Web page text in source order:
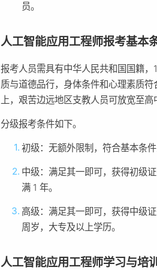
员。
人工智能应用工程师报考基本
报考人员需具有中华人民共和国国籍
质与道德品行，身体条件和心理素质
上，艰苦边远地区支教人员可放宽至高
分级报考条件如下。
初级：无额外限制，符合基本条件
中级：满足其一即可，获得初级
满 1 年。
高级：满足其一即可，获得中级
周岁，大专及以上学历。
人工智能应用工程师学习与培